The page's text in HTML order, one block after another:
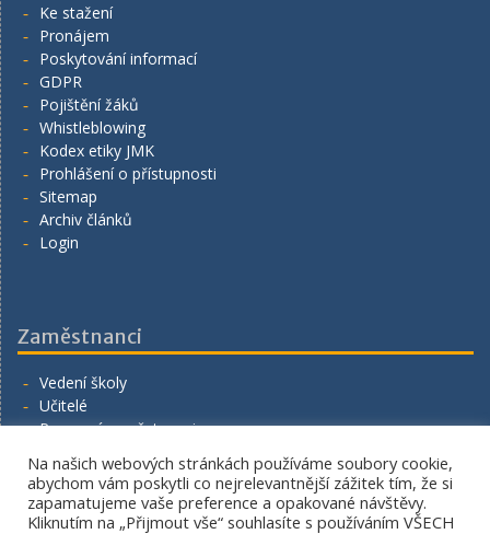
Ke stažení
Pronájem
Poskytování informací
GDPR
Pojištění žáků
Whistleblowing
Kodex etiky JMK
Prohlášení o přístupnosti
Sitemap
Archiv článků
Login
Zaměstnanci
Vedení školy
Učitelé
Provozní zaměstnanci
Napište nám
Na našich webových stránkách používáme soubory cookie,
abychom vám poskytli co nejrelevantnější zážitek tím, že si
zapamatujeme vaše preference a opakované návštěvy.
Kliknutím na „Přijmout vše“ souhlasíte s používáním VŠECH